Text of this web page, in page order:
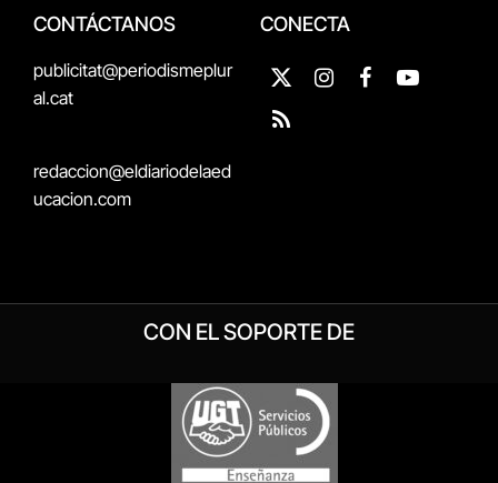
CONTÁCTANOS
publicitat@periodismeplur
al.cat
redaccion@eldiariodelaed
ucacion.com
CONECTA
X
(Twitter)
InstagramFacebookYouTube
RSS
CON EL SOPORTE DE